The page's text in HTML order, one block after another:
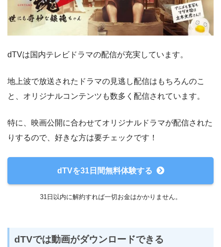
dTVは国内テレビドラマの配信が充実しています。
地上波で放送されたドラマの見逃し配信はもちろんのこ
と、オリジナルコンテンツも数多く配信されています。
特に、映画公開に合わせてオリジナルドラマが配信された
りするので、好きな方は要チェックです！
dTVを31日間無料体験する
31日以内に解約すれば一切お金はかかりません。
dTVでは動画がダウンロードできる